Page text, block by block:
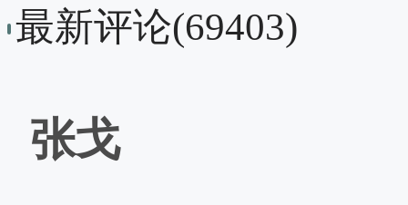
最新评论(69403)
张戈